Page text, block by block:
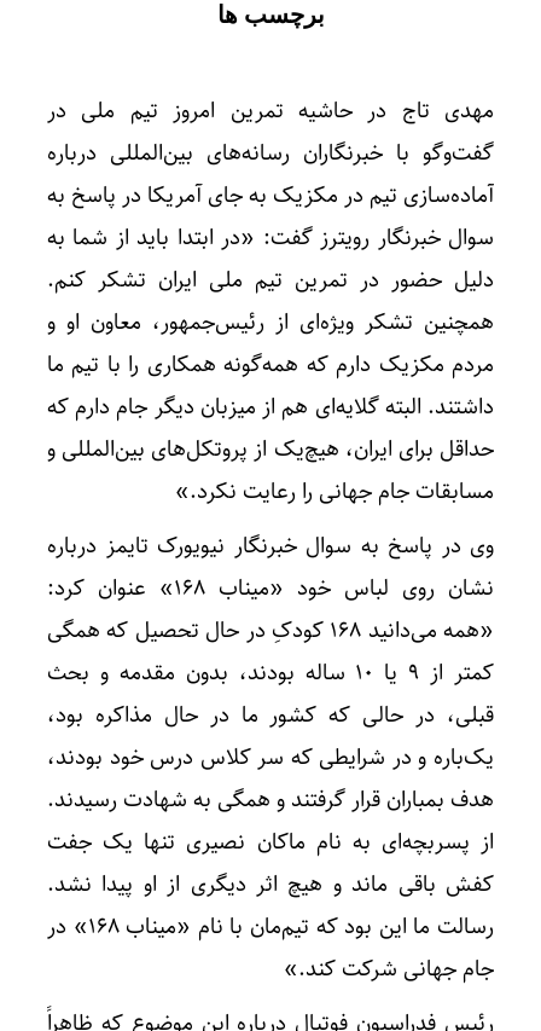
برچسب ها
مهدی تاج در حاشیه تمرین امروز تیم ملی در
گفت‌وگو با خبرنگاران رسانه‌های بین‌المللی درباره
آماده‌سازی تیم در مکزیک به جای آمریکا در پاسخ به
سوال خبرنگار رویترز گفت: «در ابتدا باید از شما به
دلیل حضور در تمرین تیم ملی ایران تشکر کنم.
همچنین تشکر ویژه‌ای از رئیس‌جمهور، معاون او و
مردم مکزیک دارم که همه‌گونه همکاری را با تیم ما
داشتند. البته گلایه‌ای هم از میزبان دیگر جام دارم که
حداقل برای ایران، هیچ‌یک از پروتکل‌های بین‌المللی و
مسابقات جام جهانی را رعایت نکرد.»
وی در پاسخ به سوال خبرنگار نیویورک تایمز درباره
نشان روی لباس خود «میناب ۱۶۸» عنوان کرد:
«همه می‌دانید ۱۶۸ کودکِ در حال تحصیل که همگی
کمتر از ۹ یا ۱۰ ساله بودند، بدون مقدمه و بحث
قبلی، در حالی که کشور ما در حال مذاکره بود،
یک‌باره و در شرایطی که سر کلاس درس خود بودند،
هدف بمباران قرار گرفتند و همگی به شهادت رسیدند.
از پسربچه‌ای به نام ماکان نصیری تنها یک جفت
کفش باقی ماند و هیچ اثر دیگری از او پیدا نشد.
رسالت ما این بود که تیم‌مان با نام «میناب ۱۶۸» در
جام جهانی شرکت کند.»
رئیس فدراسیون فوتبال درباره این موضوع که ظاهراً